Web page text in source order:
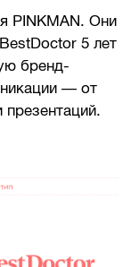
PINKMAN. Они
5 лет
бренд-
— от